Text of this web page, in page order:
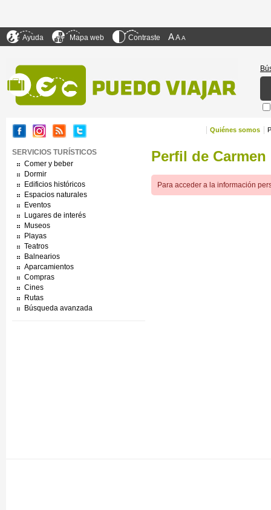
Ayuda Mapa web Contraste AA A
Quiénes somos
SERVICIOS TURÍSTICOS
Comer y beber
Dormir
Edificios históricos
Espacios naturales
Eventos
Lugares de interés
Museos
Playas
Teatros
Balnearios
Aparcamientos
Compras
Cines
Rutas
Búsqueda avanzada
Perfil de Carmen
Para acceder a la información